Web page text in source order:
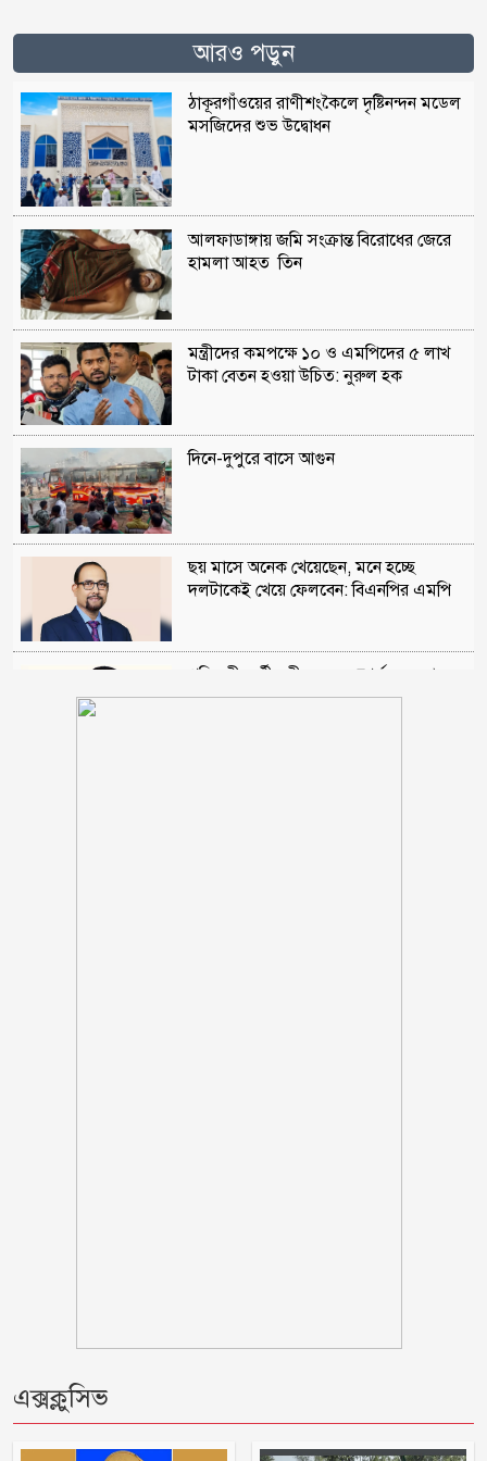
আরও পড়ুন
ঠাকূরগাঁওয়ের রাণীশংকৈলে দৃষ্টিনন্দন মডেল
মসজিদের শুভ উদ্বোধন
আলফাডাঙ্গায় জমি সংক্রান্ত বিরোধের জেরে
হামলা আহত তিন
মন্ত্রীদের কমপক্ষে ১০ ও এমপিদের ৫ লাখ
টাকা বেতন হওয়া উচিত: নুরুল হক
দিনে-দুপুরে বাসে আগুন
ছয় মাসে অনেক খেয়েছেন, মনে হচ্ছে
দলটাকেই খেয়ে ফেলবেন: বিএনপির এমপি
প্রতিবন্ধী কর্মীর স্ত্রীর সঙ্গে সম্পর্ক, দল থেকে
বহিষ্কার জামায়াত নেতা
পরীক্ষা নেওয়া হবে
এক্সক্লুসিভ